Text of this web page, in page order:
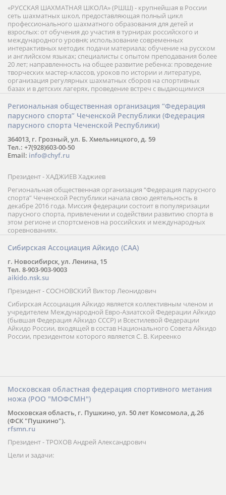
«РУССКАЯ ШАХМАТНАЯ ШКОЛА» (РШШ) - крупнейшая в России
сеть шахматных школ, предоставляющая полный цикл
профессионального шахматного образования для детей и
взрослых: от обучения до участия в турнирах российского и
международного уровня; использование современных
интерактивных методик подачи материала; обучение на русском
и английском языках; специалисты с опытом преподавания более
20 лет; направленность на общее развитие ребенка: проведение
творческих мастер-классов, уроков по истории и литературе,
организация регулярных шахматных сборов на спортивных
базах и в детских лагерях, проведение встреч с выдающимися
шахматистами; корпоративное обучение; онлайн обучение в
форме вебинаров и индивидуальных занятий, круглые столы
российских и международных тренеров, организация фестивалей;
онлайн трансляция мероприятий и турниров.
Региональная общественная организация “Федерация
парусного спорта” Чеченской Республики (Федерация
парусного спорта Чеченской Республики)
364013, г. Грозный, ул. Б. Хмельницкого, д. 59
Тел.: +7(928)603-00-50
Email: info@chyf.ru
Президент - ХАДЖИЕВ Хаджиев
Региональная общественная организация “Федерация парусного
спорта” Чеченской Республики начала свою деятельность в
декабре 2016 года. Миссия федерации состоит в популяризации
парусного спорта, привлечении и содействии развитию спорта в
этом регионе и спортсменов на российских и международных
соревнованиях.
Сибирская Ассоциация Айкидо (САА)
г. Новосибирск, ул. Ленина, 15
Тел. 8-903-903-9003
aikido.nsk.su
Президент - СОСНОВСКИЙ Виктор Леонидович
Сибирская Ассоциация Айкидо является коллективным членом и
учредителем Международной Евро-Азиатской Федерации Айкидо
(бывшая Федерация Айкидо СССР) и Всестилевой Федерации
Айкидо России, входящей в состав Национального Совета Айкидо
России, президентом которого является С. В. Киреенко
Московская областная федерация спортивного метания
ножа (РОО "МОФСМН")
Московская область, г. Пушкино, ул. 50 лет Комсомола, д.26
(ФСК "Пушкино").
rfsmn.ru
Президент - ТРОХОВ Андрей Александрович
Цели и задачи: